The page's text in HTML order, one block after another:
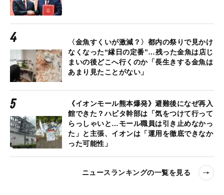
〈金魚すくいが激減？〉都内の祭りで見かけ
なくなった“縁日の定番”…残った金魚は店じ
まいの後どこへ行くのか「長生きする金魚は
あまり見たことがない」
《イオンモール熊本爆発》避難後になぜ再入
館できた？ハビタ幹部は「気をつけて行って
らっしゃいと…モール職員は引き止めなかっ
た」と主張、イオンは「運用を徹底できなか
った可能性」
ニュースランキングの一覧を見る